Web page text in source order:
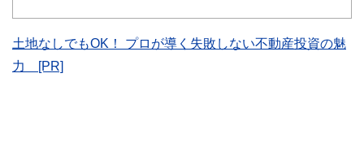
をわかりやすく発信している点です。
土地なしでもOK！ プロが導く失敗しない不動産投資の魅
力 [PR]